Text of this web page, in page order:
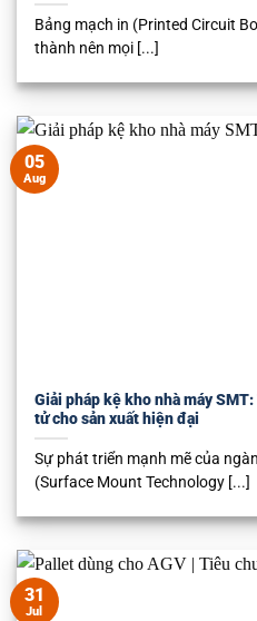
Bảng mạch in (Printed Circuit
thành nên mọi [...]
Giải pháp kệ kho nhà máy
tử cho sản xuất hiện đại
Sự phát triển mạnh mẽ của
(Surface Mount Technology [...]
05
Aug
31
Jul